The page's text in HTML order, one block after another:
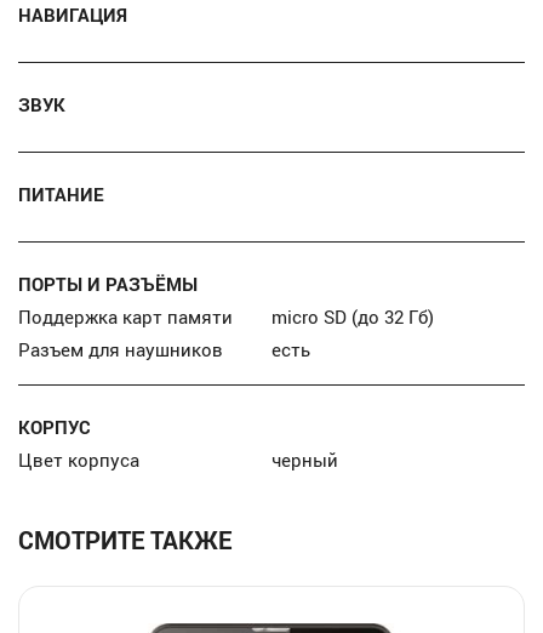
НАВИГАЦИЯ
ЗВУК
ПИТАНИЕ
ПОРТЫ И РАЗЪЁМЫ
Поддержка карт памяти
micro SD (до 32 Гб)
Разъем для наушников
есть
КОРПУС
Цвет корпуса
черный
СМОТРИТЕ ТАКЖЕ